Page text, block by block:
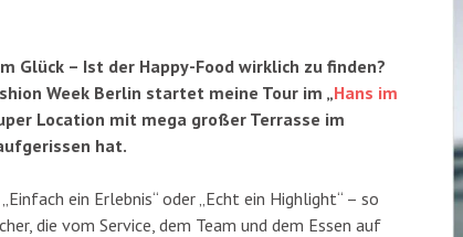
Glück – Ist der Happy-Food wirklich zu finden?
Week Berlin startet meine Tour im „Hans im
Location mit mega großer Terrasse im
hat.
„Einfach ein Erlebnis“ oder „Echt ein Highlight“ – so
die vom Service, dem Team und dem Essen auf